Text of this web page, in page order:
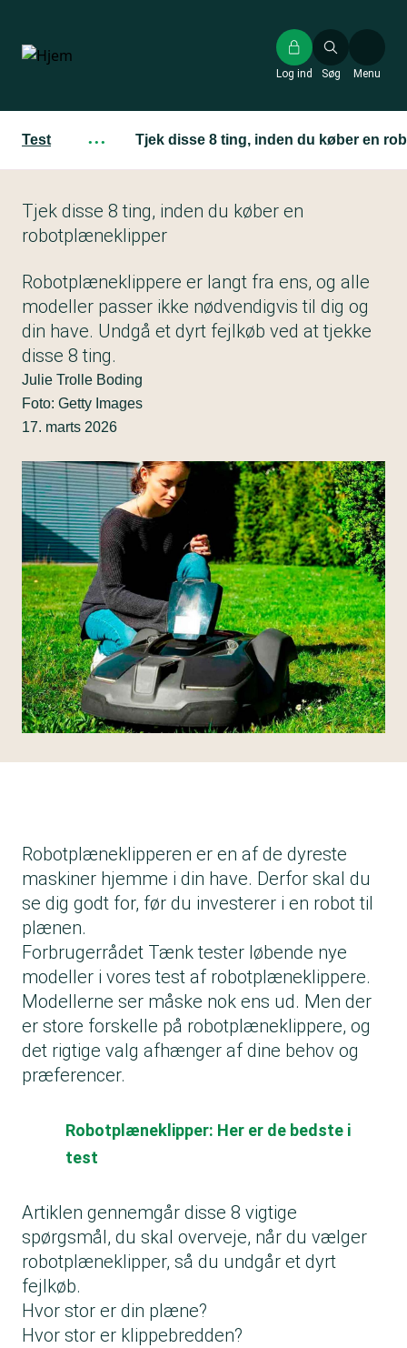
hovedindhold
Søg
Log ind Menu
Test ··· Tjek disse 8 ting, inden du køber en
Tjek disse 8 ting, inden du køber en
robotplæneklipper
Robotplæneklippere er langt fra ens, og alle
modeller passer ikke nødvendigvis til dig og
din have. Undgå et dyrt fejlkøb ved at tjekke
disse 8 ting.
Julie Trolle Boding
Foto: Getty Images
17. marts 2026
Robotplæneklipperen er en af de dyreste
maskiner hjemme i din have. Derfor skal du
se dig godt for, før du investerer i en robot til
plænen.
Forbrugerrådet Tænk tester løbende nye
modeller i vorestest af robotplæneklippere.
Modellerne ser måske nok ens ud. Men der
er store forskelle på robotplæneklippere, og
det rigtige valg afhænger af dine behov og
præferencer.
Robotplæneklipper: Her er de bedste i
test
Artiklen gennemgår disse 8 vigtige
spørgsmål, du skal overveje, når du vælger
robotplæneklipper, så du undgår et dyrt
fejlkøb.
Hvor stor er din plæne?
Hvor stor er klippebredden?